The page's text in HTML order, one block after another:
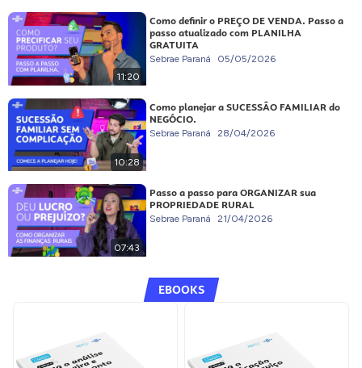
11:20
Como definir o PREÇO DE VENDA. Passo a
passo atualizado com PLANILHA
GRATUITA
Sebrae Paraná 05/05/2026
10:28
Como planejar a SUCESSÃO FAMILIAR do
NEGÓCIO.
Sebrae Paraná 28/04/2026
07:43
Passo a passo para ORGANIZAR sua
PROPRIEDADE RURAL
Sebrae Paraná 21/04/2026
EBOOKS